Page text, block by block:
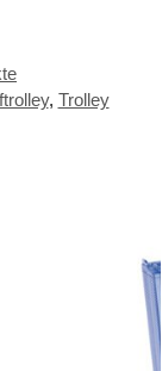
, Trolley